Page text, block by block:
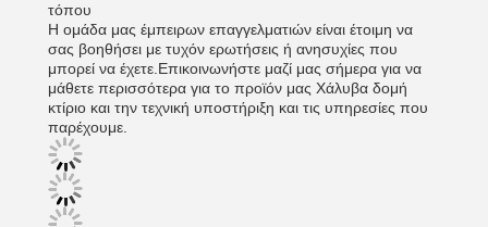
τόπου
Η ομάδα μας έμπειρων επαγγελματιών είναι έτοιμη να
σας βοηθήσει με τυχόν ερωτήσεις ή ανησυχίες που
μπορεί να έχετε.Επικοινωνήστε μαζί μας σήμερα για να
μάθετε περισσότερα για το προϊόν μας Χάλυβα δομή
κτίριο και την τεχνική υποστήριξη και τις υπηρεσίες που
παρέχουμε.